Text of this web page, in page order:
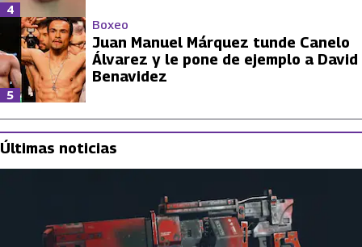
4
Boxeo
Juan Manuel Márquez tunde Canelo
Álvarez y le pone de ejemplo a David
Benavidez
5
Últimas noticias